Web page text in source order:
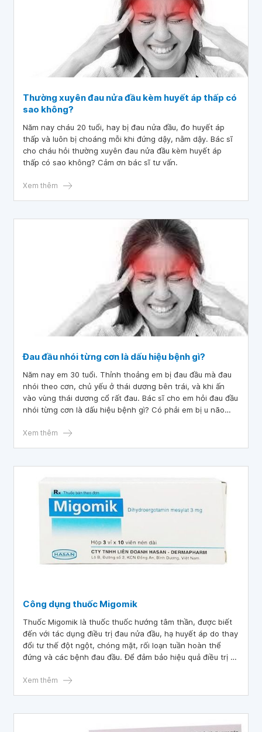
Thường xuyên đau nửa đầu kèm huyết áp thấp có
sao không?
Năm nay cháu 20 tuổi, hay bị đau nửa đầu, đo huyết áp
thấp và luôn bị choáng mỗi khi đứng dậy, nằm dậy. Bác sĩ
cho cháu hỏi thường xuyên đau nửa đầu kèm huyết áp
thấp có sao không? Cảm ơn bác sĩ tư vấn.
Xem thêm
Đau đầu nhói từng cơn là dấu hiệu bệnh gì?
Năm nay em 30 tuổi. Thỉnh thoảng em bị đau đầu mà đau
nhói theo cơn, chủ yếu ở thái dương bên trái, và khi ấn
vào vùng thái dương cổ rất đau. Bác sĩ cho em hỏi đau đầu
nhói từng cơn là dấu hiệu bệnh gì? Có phải em bị u não
Xem thêm
Công dụng thuốc Migomik
Thuốc Migomik là thuốc thuốc hướng tâm thần, được biết
đến với tác dụng điều trị đau nửa đầu, hạ huyết áp do thay
đổi tư thế đột ngột, chóng mặt, rối loạn tuần hoàn thể
đứng và các bệnh đau đầu. Để đảm bảo hiệu quả điều trị và
bệnh cần dùng thuốc theo đúng chỉ dẫn của bác sĩ và
Xem thêm